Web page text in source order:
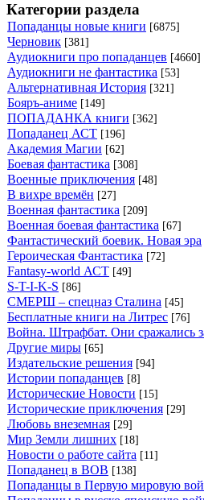
Категории раздела
Попаданцы новые книги [6875]
Черновик [381]
Аудиокниги про попаданцев [4660]
Аудиокниги не фантастика [53]
Альтернативная История [321]
Бояръ-аниме [149]
ПОПАДАНКА книги [362]
Попаданец АСТ [196]
Академия Магии [62]
Боевая фантастика [308]
Военные приключения [48]
В вихре времён [27]
Военная фантастика [209]
Военная боевая фантастика [67]
Фантастический боевик. Новая эра
Героическая Фантастика [72]
Fantasy-world АСТ [49]
S-T-I-K-S [86]
СМЕРШ – спецназ Сталина [45]
Бесплатные книги на Литрес [76]
Война. Штрафбат. Они сражались
Другие миры [65]
Издательские решения [94]
Истории попаданцев [8]
Исторические Новости [15]
Исторические приключения [29]
Любовь внеземная [29]
Мир Земли лишних [18]
Новости о работе сайта [11]
Попаданец в ВОВ [138]
Попаданцы в Первую мировую